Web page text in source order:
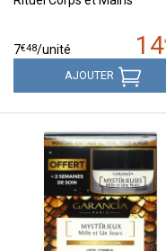
14
7€48/unité
AJOUTER